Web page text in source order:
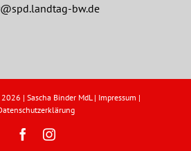
bw.de
2026 | Sascha Binder MdL | Impressum |
FacebookInstagram